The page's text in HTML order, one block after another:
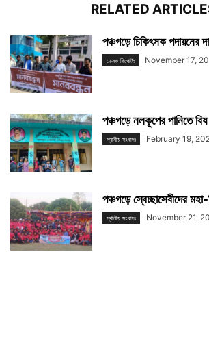
RELATED
পঞ্চগড়ে চিকিৎসক পদায়নের
ডেস্ক রিপোর্টঃ November 17,
পঞ্চগড়ে নলকূপের পানিতে বিষ
স্থানীয় সংবাদঃ February 19,
পঞ্চগড়ে স্বেচ্ছাসেবীদের
স্থানীয় সংবাদঃ November 21,